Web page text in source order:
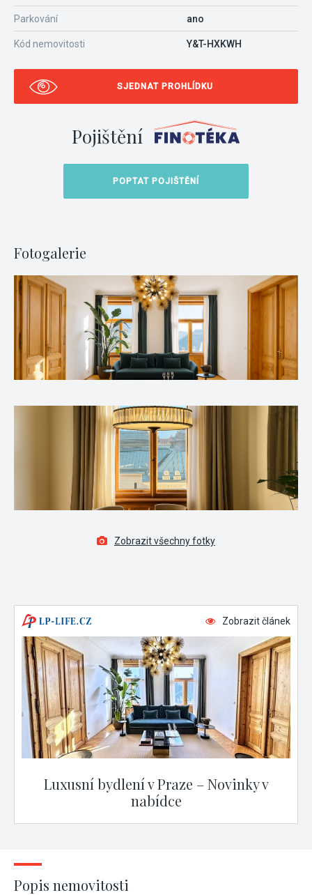
Parkování ano
Kód nemovitosti Y&T-HXKWH
SJEDNAT PROHLÍDKU
Pojištění
POPTAT POJIŠTĚNÍ
Fotogalerie
Zobrazit všechny fotky
Zobrazit článek
Luxusní bydlení v Praze – Novinky v
nabídce
Popis nemovitosti